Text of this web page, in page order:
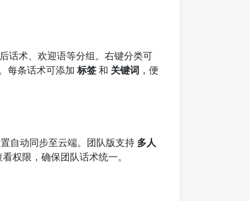
话术、欢迎语等分组。右键分类可
每条话术可添加 标签 和 关键词 ，便
自动同步至云端。团队版支持 多人
看权限，确保团队话术统一。